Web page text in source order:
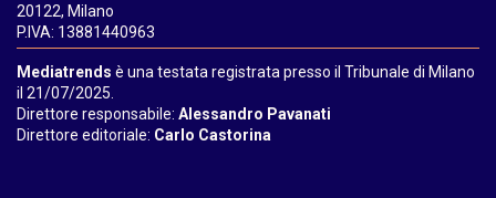
20122, Milano
P.IVA: 13881440963
Mediatrends è una testata registrata presso il Tribunale di Milano
il 21/07/2025.
Direttore responsabile: Alessandro Pavanati
Direttore editoriale: Carlo Castorina